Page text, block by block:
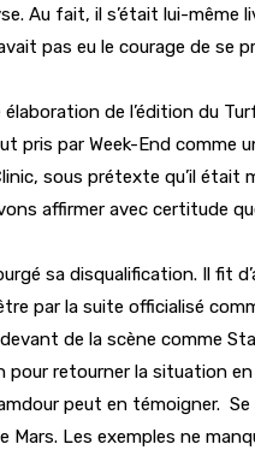
Au fait, il s’était lui-même
pas eu le courage de se
de l’édition du
pris par Week-End comme
sous prétexte qu’il était
affirmer avec certitude
sa disqualification. Il fit
par la suite officialisé
de la scène comme
pour retourner la situation
peut en témoigner.
Les exemples ne